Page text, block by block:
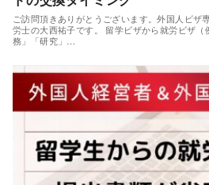
ご訪問頂きありがとうございます。外国人ビザ
労士の大西祐子です。 留学ビザから就労ビザ
務」「研究」…